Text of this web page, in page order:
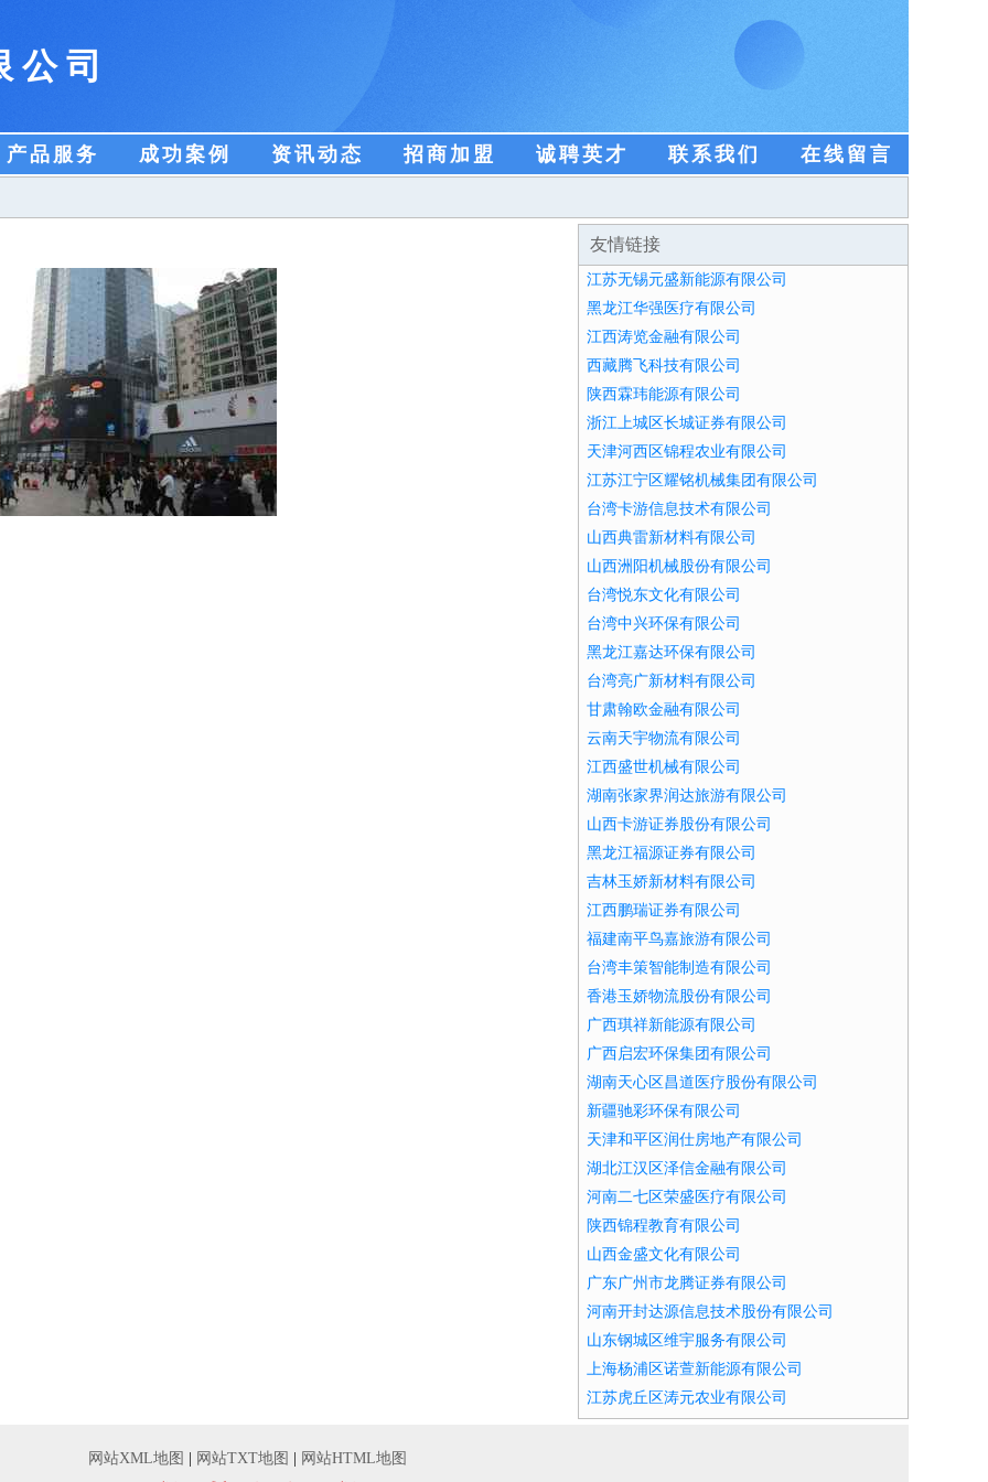
司
产品服务 成功案例 资讯动态 招商加盟 诚聘英才 联系我们 在线留言
友情链接
江苏无锡元盛新能源有限公司
黑龙江华强医疗有限公司
江西涛览金融有限公司
西藏腾飞科技有限公司
陕西霖玮能源有限公司
浙江上城区长城证券有限公司
天津河西区锦程农业有限公司
江苏江宁区耀铭机械集团有限公司
台湾卡游信息技术有限公司
山西典雷新材料有限公司
山西洲阳机械股份有限公司
台湾悦东文化有限公司
台湾中兴环保有限公司
黑龙江嘉达环保有限公司
台湾亮广新材料有限公司
甘肃翰欧金融有限公司
云南天宇物流有限公司
江西盛世机械有限公司
湖南张家界润达旅游有限公司
山西卡游证券股份有限公司
黑龙江福源证券有限公司
吉林玉娇新材料有限公司
江西鹏瑞证券有限公司
福建南平鸟嘉旅游有限公司
台湾丰策智能制造有限公司
香港玉娇物流股份有限公司
广西琪祥新能源有限公司
广西启宏环保集团有限公司
湖南天心区昌道医疗股份有限公司
新疆驰彩环保有限公司
天津和平区润仕房地产有限公司
湖北江汉区泽信金融有限公司
河南二七区荣盛医疗有限公司
陕西锦程教育有限公司
山西金盛文化有限公司
广东广州市龙腾证券有限公司
河南开封达源信息技术股份有限公司
山东钢城区维宇服务有限公司
上海杨浦区诺萱新能源有限公司
江苏虎丘区涛元农业有限公司
网站XML地图 网站TXT地图
网站HTML地图